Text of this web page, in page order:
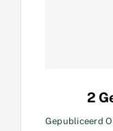
2
Gepubliceerd